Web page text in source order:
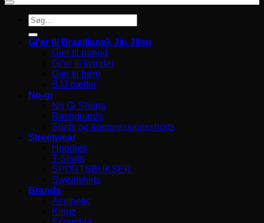
Søg
efter:
Gi’er til Brasiliansk Jiu Jitsu
Gier til mænd
Gi’er til kvinder
Gier til børn
BJJ bælter
No-gi
No Gi Shorts
Rashguards
Spats og kompressionsshorts
Streetwear
Hoodies
T-Shirts
SPORTSBUKSER
Sweatshirts
Brands
Aesthetic
Kingz